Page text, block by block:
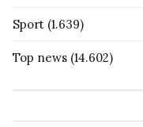
Sport (1.639)
Top news (14.602)